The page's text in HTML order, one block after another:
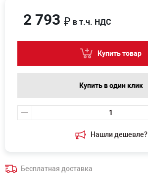
Нашли дешевле?
2 793 ₽ в т.ч. НДС
Купить товар
Купить в один клик
Бесплатная доставка